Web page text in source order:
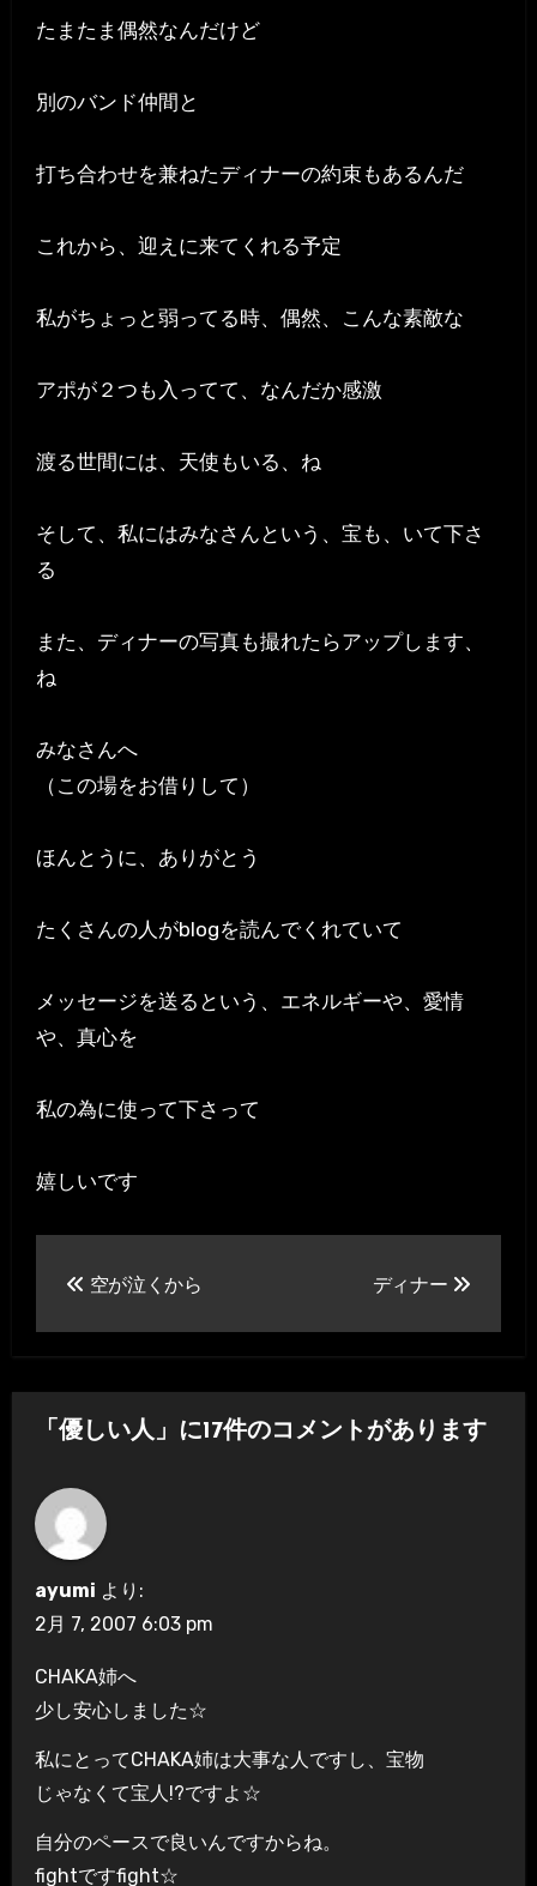
たまたま偶然なんだけど
別のバンド仲間と
打ち合わせを兼ねたディナーの約束もあるんだ
これから、迎えに来てくれる予定
私がちょっと弱ってる時、偶然、こんな素敵な
アポが２つも入ってて、なんだか感激
渡る世間には、天使もいる、ね
そして、私にはみなさんという、宝も、いて下さ
る
また、ディナーの写真も撮れたらアップします、
ね
みなさんへ
（この場をお借りして）
ほんとうに、ありがとう
たくさんの人がblogを読んでくれていて
メッセージを送るという、エネルギーや、愛情
や、真心を
私の為に使って下さって
嬉しいです
ビ
ゲ
ー
シ
ョ
空が泣くから ディナー
「優しい人」に17件のコメントがあります
ayumi より:
2月 7, 2007 6:03 pm
CHAKA姉へ
少し安心しました☆
私にとってCHAKA姉は大事な人ですし、宝物
じゃなくて宝人!?ですよ☆
自分のペースで良いんですからね。
fightですfight☆